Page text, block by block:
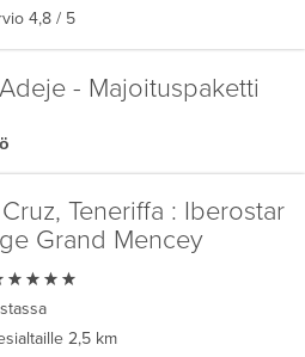
4,8 / 5
- Majoituspaketti
Teneriffa : Iberostar
Grand Mencey
2,5 km